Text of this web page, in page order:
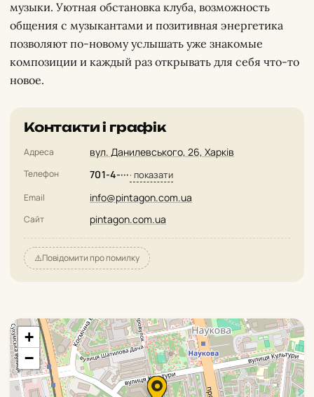
музыки. Уютная обстановка клуба, возможность
общения с музыкантами и позитивная энергетика
позволяют по-новому услышать уже знакомые
композиции и каждый раз открывать для себя что-то
новое.
Контакти і графік
Адреса вул. Данилевського, 26, Харків
Телефон 701-4-···· показати
Email info@pintagon.com.ua
Сайт pintagon.com.ua
⚠️Повідомити про помилку
+
−